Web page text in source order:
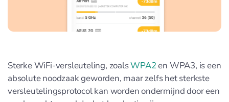
Sterke WiFi-versleuteling, zoalsWPA2en WPA3, is een
absolute noodzaak geworden, maar zelfs het sterkste
versleutelingsprotocol kan worden ondermijnd door een